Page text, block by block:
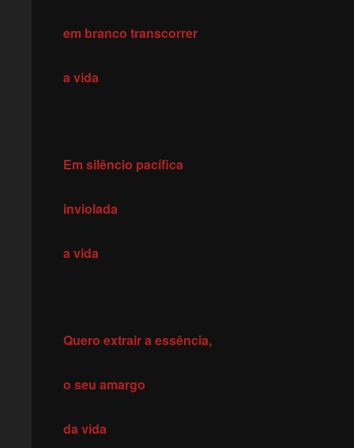
em branco transcorrer
a vida
Em silêncio pacífica
inviolada
a vida
Quero extrair a essência,
o seu amargo
da vida